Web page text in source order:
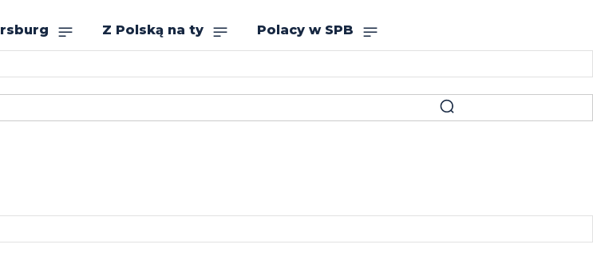
Z Polską na ty Polacy w SPB